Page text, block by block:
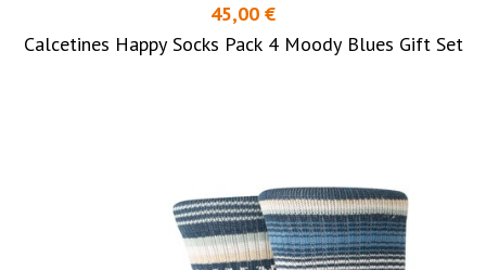
45,00 €
Calcetines Happy Socks Pack 4 Moody Blues Gift Set